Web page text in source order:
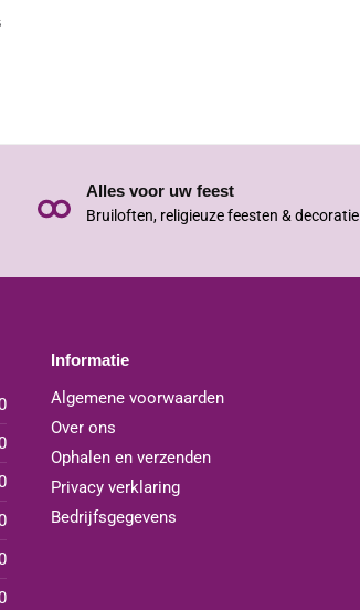
Alles voor uw feest
Bruiloften, religieuze feesten & decoratie
Informatie
Algemene voorwaarden
Over ons
Ophalen en verzenden
Privacy verklaring
Bedrijfsgegevens